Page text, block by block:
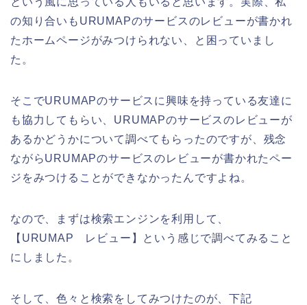
の知り合いもURUMAPのサービスのレビューが書かれ
たホームページがみつけられない、と困っていまし
た。
そこでURUMAPのサービスに興味を持っている友達に
も協力してもらい、URUMAPのサービスのレビューが
あるかどうかについて調べてもらったのですが、残念
ながらURUMAPのサービスのレビューが書かれたペー
ジをみつけることができなかったんですよね。
なので、まずは検索エンジンを利用して、
【URUMAP レビュー】という感じで調べてみること
にしました。
そして、色々と検索をしてみつけたのが、下記